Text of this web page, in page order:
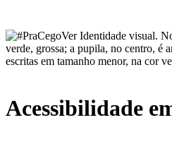
Acessibilidade